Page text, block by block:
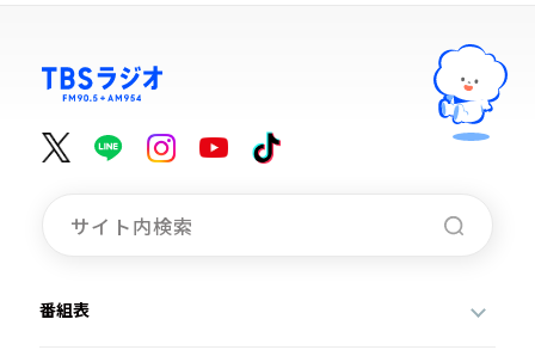
番組表